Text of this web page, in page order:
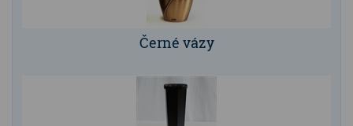
Černé vázy